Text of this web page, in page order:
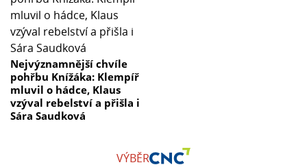
Nejvýznamnější chvíle
pohřbu Knížáka: Klempíř
mluvil o hádce, Klaus
vzýval rebelství a přišla i
Sára Saudková
VÝBĚR